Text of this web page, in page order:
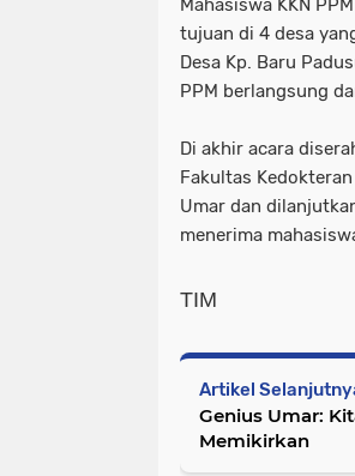
Mahasiswa KKN
tujuan di 4 desa
Desa Kp. Baru
PPM berlangsung
Di akhir acara
Fakultas
Umar dan
menerima
TIM
Artikel
Genius Umar:
Memikirkan